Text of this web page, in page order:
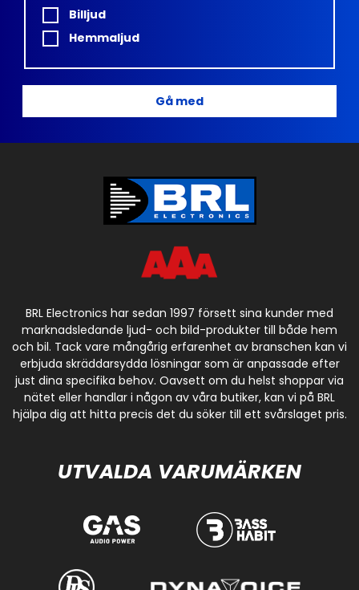
Billjud
Hemmaljud
Gå med
BRL Electronics har sedan 1997 försett sina kunder med
marknadsledande ljud- och bild-produkter till både hem
och bil. Tack vare mångårig erfarenhet av branschen kan vi
erbjuda skräddarsydda lösningar som är anpassade efter
just dina specifika behov. Oavsett om du helst shoppar via
nätet eller handlar i någon av våra butiker, kan vi på BRL
hjälpa dig att hitta precis det du söker till ett svårslaget pris.
UTVALDA VARUMÄRKEN